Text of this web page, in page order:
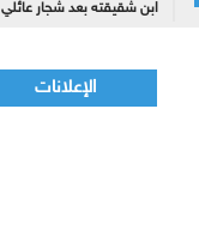
ابن شقيقته بعد شجار عائلي
الإعلانات